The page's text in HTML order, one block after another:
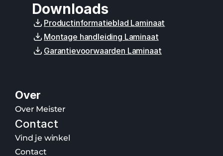
Downloads
Productinformatieblad Laminaat
Montage handleiding Laminaat
Garantievoorwaarden Laminaat
Over
Over Meister
Contact
Vind je winkel
Contact